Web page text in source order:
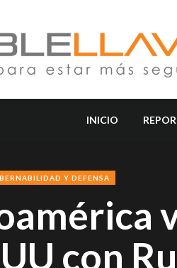
INICIO
Y DEFENSA
con